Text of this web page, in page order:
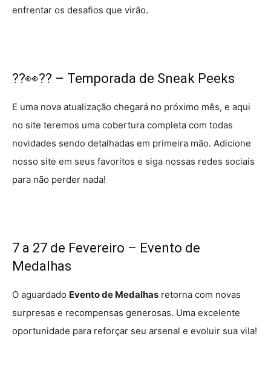
enfrentar os desafios que virão.
??👀?? – Temporada de Sneak Peeks
E uma nova atualização chegará no próximo mês, e aqui
no site teremos uma cobertura completa com todas
novidades sendo detalhadas em primeira mão. Adicione
nosso site em seus favoritos e siga nossas redes sociais
para não perder nada!
7 a 27 de Fevereiro – Evento de
Medalhas
O aguardado Evento de Medalhas retorna com novas
surpresas e recompensas generosas. Uma excelente
oportunidade para reforçar seu arsenal e evoluir sua vila!